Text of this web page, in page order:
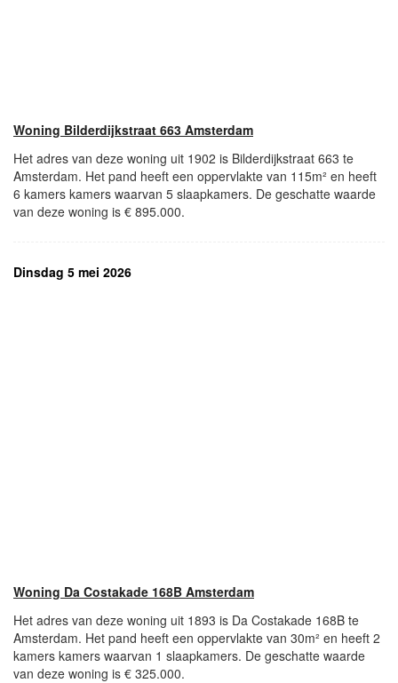
Woning Bilderdijkstraat 663 Amsterdam
Het adres van deze woning uit 1902 is Bilderdijkstraat 663 te
Amsterdam. Het pand heeft een oppervlakte van 115m² en heeft
6 kamers kamers waarvan 5 slaapkamers. De geschatte waarde
van deze woning is € 895.000.
Dinsdag 5 mei 2026
Woning Da Costakade 168B Amsterdam
Het adres van deze woning uit 1893 is Da Costakade 168B te
Amsterdam. Het pand heeft een oppervlakte van 30m² en heeft 2
kamers kamers waarvan 1 slaapkamers. De geschatte waarde
van deze woning is € 325.000.